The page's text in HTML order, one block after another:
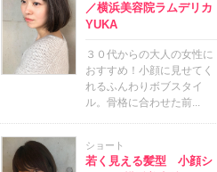
／横浜美容院ラムデリカ
YUKA
３０代からの大人の女性に
おすすめ！小顔に見せてく
れるふんわりボブスタイ
ル。骨格に合わせた前...
ショート
若く見える髪型 小顔シ